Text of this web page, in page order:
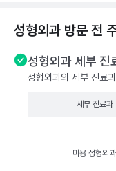
성형외과 방문 전
성형외과 세부 진
성형외과의 세부 진료
세부 진료과
미용 성형외과